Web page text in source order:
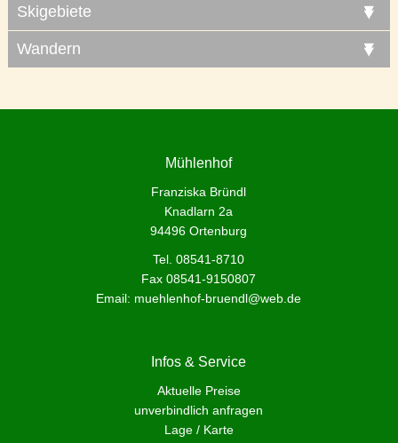
Skigebiete
Wandern
Mühlenhof
Franziska Bründl
Knadlarn 2a
94496 Ortenburg
Tel. 08541-8710
Fax 08541-9150807
Email: muehlenhof-bruendl@web.de
Infos & Service
Aktuelle Preise
unverbindlich anfragen
Lage / Karte